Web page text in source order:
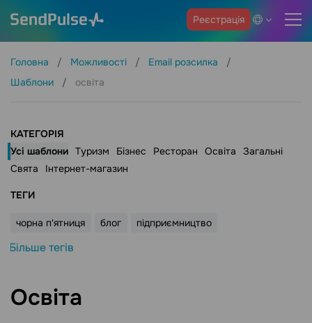
Реєстрація
Головна Можливості
Email розсилка
Шаблони
освіта
КАТЕГОРІЯ
Усі шаблони Туризм Бізнес Ресторан Освіта
Загальні
Свята
Інтернет-магазин
ТЕГИ
чорна п'ятниця блог підприємництво
Більше тегів
Освіта